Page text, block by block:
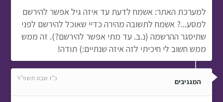
למערכת האתר: אשמח לדעת עד איזה גיל אפשר להירשם
למסע...? אשמח לתשובה מהירה כדיי שאוכל להירשם לפני
שתיסגר ההרשמה (נ.ב. עד מתי אפשר להירשם?). זה ממש
ממש חשוב לי חיכיתי לזה איזה שנתיים:) תודה!
המגניבים כ"ז שבט תשפ"ד